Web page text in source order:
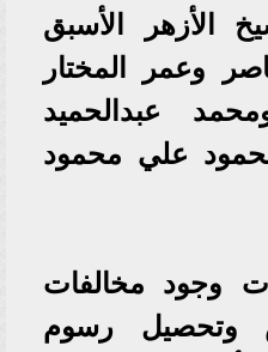
الأزهر الأسبق
وعمر المختار
عبدالحميد
علي محمود
وجود مخالفات
وتحصيل رسوم